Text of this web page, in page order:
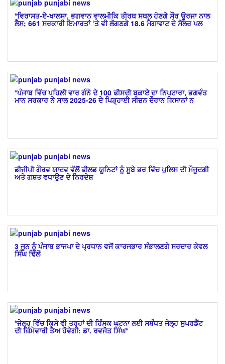
*ਵਿਰਾਸਤ-ਏ-ਖਾਲਸਾ, ਭਗਵਾਨ ਵਾਲਮੀਕਿ ਤੀਰਥ ਸਥਲ ਹੋਣਗੇ ਸੌਰ ਊਰਜਾ ਨਾਲ
ਲੈਸ; 661 ਸਰਕਾਰੀ ਇਮਾਰਤਾਂ ‘ਤੇ ਵੀ ਲੱਗਣਗੇ 18.6 ਮੈਗਾਵਾਟ ਦੇ ਸੋਲਰ ਪਲ
*ਪੰਜਾਬ ਵਿੱਚ ਪਹਿਲੀ ਵਾਰ ਗੰਨੇ ਦੇ 100 ਫੀਸਦੀ ਬਕਾਏ ਦਾ ਨਿਪਟਾਰਾ, ਭਗਵੰਤ
ਮਾਨ ਸਰਕਾਰ ਨੇ ਸਾਲ 2025-26 ਦੇ ਪਿੜ੍ਹਾਈ ਸੀਜ਼ਨ ਦੌਰਾਨ ਕਿਸਾਨਾਂ ਨ
ਡੀਜੀਪੀ ਗੌਰਵ ਯਾਦਵ ਵੱਲੋਂ ਫੀਲਡ ਯੂਨਿਟਾਂ ਨੂੰ ਸੂਬੇ ਭਰ ਵਿੱਚ ਪੁਲਿਸ ਦੀ ਮੌਜੂਦਗੀ
ਅਤੇ ਗਸ਼ਤ ਵਧਾਉਣ ਦੇ ਨਿਰਦੇਸ਼
3 ਜੂਨ ਨੂੰ ਪੰਜਾਬ ਭਾਜਪਾ ਦੇ ਪ੍ਰਧਾਨ ਵਜੋਂ ਕਾਰਜਭਾਰ ਸੰਭਾਲਣਗੇ ਸਰਦਾਰ ਕੇਵਲ
ਸਿੰਘ ਢਿੱਲੋਂ
*ਜੇਲ੍ਹ ਵਿੱਚ ਕਿਸੇ ਵੀ ਤਰ੍ਹਾਂ ਦੀ ਹਿੰਸਕ ਘਟਨਾ ਲਈ ਸਬੰਧਤ ਜੇਲ੍ਹ ਸੁਪਰਡੈਂਟ
ਦੀ ਜ਼ਿੰਮੇਵਾਰੀ ਤੈਅ ਹੋਵੇਗੀ: ਡਾ. ਰਵਜੋਤ ਸਿੰਘ*